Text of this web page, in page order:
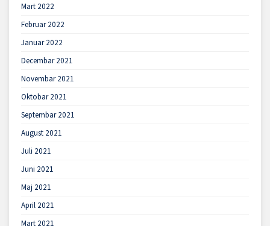
Mart 2022
Februar 2022
Januar 2022
Decembar 2021
Novembar 2021
Oktobar 2021
Septembar 2021
August 2021
Juli 2021
Juni 2021
Maj 2021
April 2021
Mart 2021